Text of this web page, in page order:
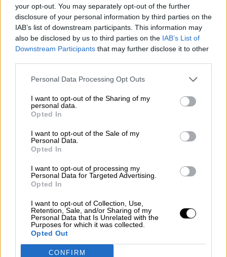
your opt-out. You may separately opt-out of the further
disclosure of your personal information by third parties on the
IAB’s list of downstream participants. This information may
also be disclosed by us to third parties on the IAB’s List of
Downstream Participants that may further disclose it to other
Personal Data Processing Opt Outs
I want to opt-out of the Sharing of my
personal data.
Opted In
I want to opt-out of the Sale of my
Personal Data.
Opted In
I want to opt-out of processing my
Personal Data for Targeted Advertising.
Opted In
I want to opt-out of Collection, Use,
Retention, Sale, and/or Sharing of my
Personal Data that Is Unrelated with the
Purposes for which it was collected.
Opted Out
CONFIRM
Esperamos que Pedro Sánchez
recupere el sentido de sus palabras
España y Alemania coinciden en la
necesidad urgente de reformar el
mercado eléctrico